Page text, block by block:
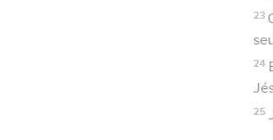
23
24
25